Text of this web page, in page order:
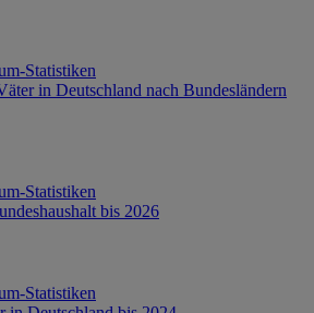
Statistiken
in Deutschland nach Bundesländern
Statistiken
bis 2026
Statistiken